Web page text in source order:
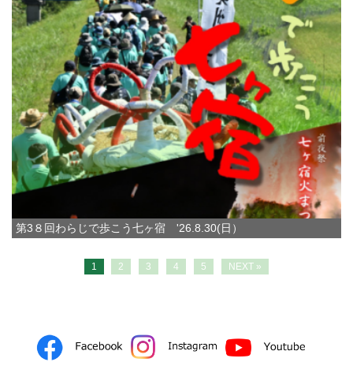
第3８回わらじで歩こう七ヶ宿 '26.8.30(日）
1 2 3 4 5 NEXT »